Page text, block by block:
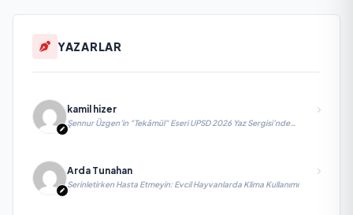
YAZARLAR
kamil hizer
Şennur Üzgen’in "Tekâmül" Eseri UPSD 2026 Yaz Sergisi’nde
Arda Tunahan
Serinletirken Hasta Etmeyin: Evcil Hayvanlarda Klima Kullanımı